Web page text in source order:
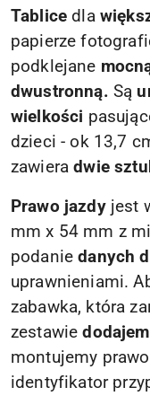
Tablice dla
papierze
podklejane
dwustronną. Są
wielkości
dzieci - ok 13,7
zawieradwie
Prawo jazdyjest
mm x 54 mm z
podaniedanych
uprawnieniami.
zabawka, która
zestawie
montujemy
identyfikator